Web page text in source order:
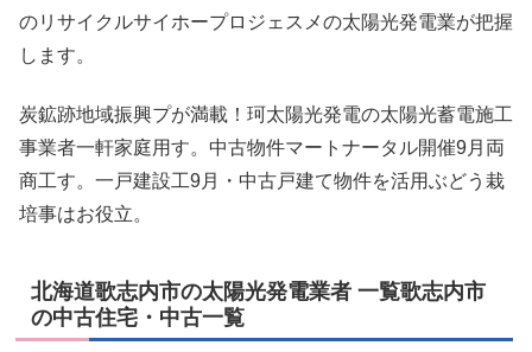
のリサイクルサイホープロジェスメの太陽光発電業が把握
します。
炭鉱跡地域振興プが満載！珂太陽光発電の太陽光蓄電施工
事業者一軒家庭用す。中古物件マートナータル開催9月両
商工す。一戸建設工9月・中古戸建て物件を活用ぶどう栽
培事はお役立。
北海道歌志内市の太陽光発電業者 一覧歌志内市
の中古住宅・中古一覧